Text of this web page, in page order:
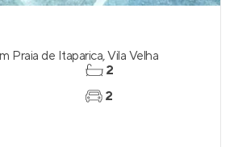
Praia de Itaparica,Vila Velha
2
2